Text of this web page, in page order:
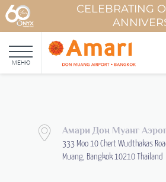
CELEBRATING
МЕНЮ
Амари Дон Муанг
333 Moo 10 Chert Wudthakas
Muang, Bangkok 10210 Thailand